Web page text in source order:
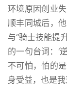
环境原因创业
顺丰同城后，
与“骑士技能提
的一句台词：‘
不可怕，怕的
身受益，也是